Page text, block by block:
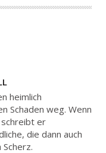
heimlich
Schaden weg. Wenn
schreibt er
die dann auch